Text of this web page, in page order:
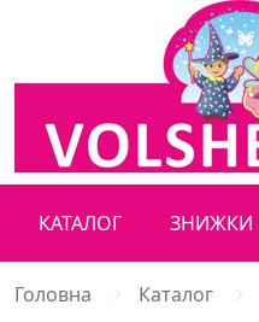
КАТАЛОГ ЗНИЖКИ
Головна Каталог